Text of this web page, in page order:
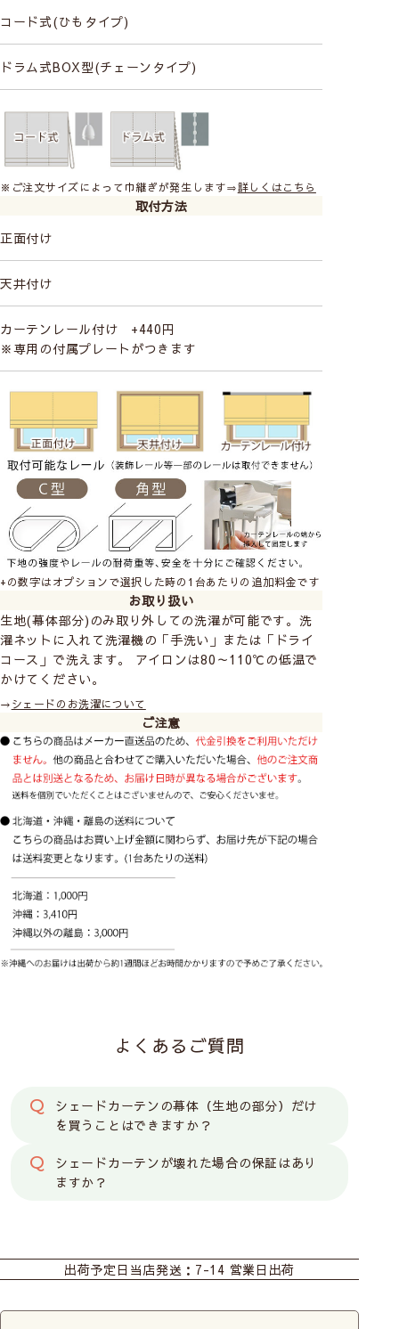
コード式(ひもタイプ)
ドラム式BOX型(チェーンタイプ)
※ご注文サイズによって巾継ぎが発生します⇒詳しくはこちら
取付方法
正面付け
天井付け
カーテンレール付け +440円
※専用の付属プレートがつきます
+の数字はオプションで選択した時の1台あたりの追加料金です
お取り扱い
生地(幕体部分)のみ取り外しての洗濯が可能です。洗
濯ネットに入れて洗濯機の「手洗い」または「ドライ
コース」で洗えます。 アイロンは80～110℃の低温で
かけてください。
→シェードのお洗濯について
ご注意
よくあるご質問
シェードカーテンの幕体（生地の部分）だけ
を買うことはできますか？
シェードカーテンが壊れた場合の保証はあり
ますか？
出荷予定日 当店発送：7-14 営業日出荷